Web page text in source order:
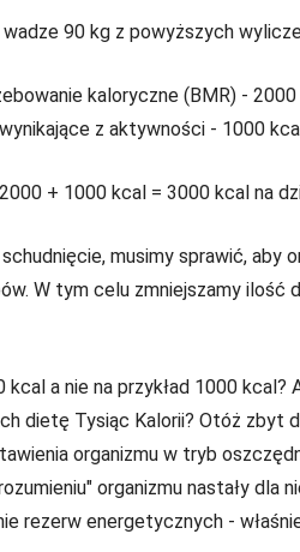
90 kg z powyższych
kaloryczne (BMR) -
z aktywności - 1000
+ 1000 kcal = 3000 kcal na
musimy sprawić, aby
W tym celu zmniejszamy
a nie na przykład 1000 kcal?
dietę Tysiąc Kalorii? Otóż zbyt
organizmu w tryb
organizmu nastały dla
rezerw energetycznych -